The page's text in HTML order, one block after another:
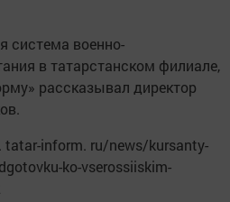
система военно-
в татарстанском филиале,
рассказывал директор
inform. ru/news/kursanty-
ko-vserossiiskim-